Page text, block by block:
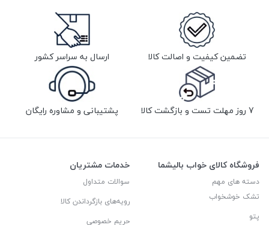
تضمین کیفیت و اصالت کالا ارسال به سراسر کشور
7 روز مهلت تست و بازگشت کالا پشتیبانی و مشاوره رایگان
فروشگاه کالای خواب بالیشما
دسته های مهم
تشک خوشخواب
پتو
خدمات مشتریان
سوالات متداول
رویه‌های بازگرداندن کالا
حریم خصوصی